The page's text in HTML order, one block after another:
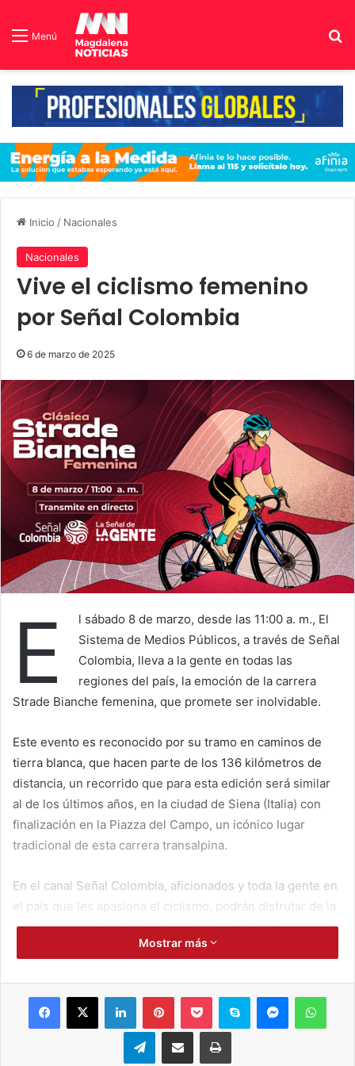
Menú
Inicio / Nacionales
Nacionales
Vive el ciclismo femenino
por Señal Colombia
6 de marzo de 2025
E
l sábado 8 de marzo, desde las 11:00 a. m., El
Sistema de Medios Públicos, a través de Señal
Colombia, lleva a la gente en todas las
regiones del país, la emoción de la carrera
Strade Bianche femenina, que promete ser inolvidable.
Este evento es reconocido por su tramo en caminos de
tierra blanca, que hacen parte de los 136 kilómetros de
distancia, un recorrido que para esta edición será similar
al de los últimos años, en la ciudad de Siena (Italia) con
finalización en la Piazza del Campo, un icónico lugar
tradicional de esta carrera transalpina.
En el canal Señal Colombia, aficionados y toda la gente en
el país que les apasiona el ciclismo, podrán disfrutar de la
transmisión en vivo con la narración de Edwin Tuiran y los
comentarios de Laura Ruiz. Ellos serán los encargados de
internacional, permitiendo que todos vivan la experiencia
como si estuvieran en el corazón de Italia.
La carrera europea Strade Bianche femenina, se da en el
Mostrar más
Telegram Compartir por correo electrónico Imprimir